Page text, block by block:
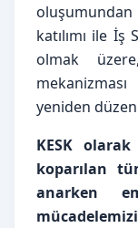
katılımı ile İş
olmak
yeniden
KESK
koparılan
anarken